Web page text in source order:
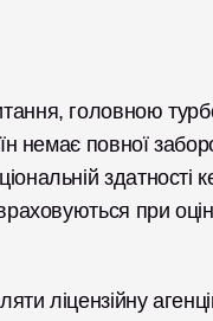
головною
немає повної
здатності
при
ліцензійну